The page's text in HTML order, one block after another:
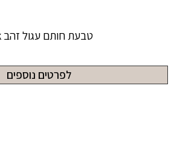
טבעת חותם עגול זהב 18k
לפרטים נוספים